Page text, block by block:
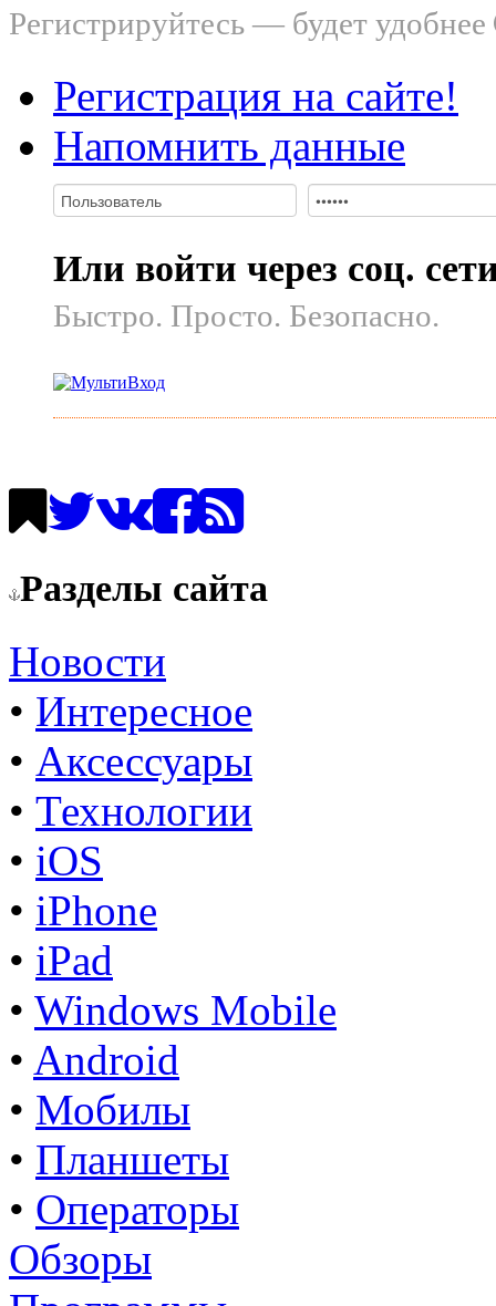
Регистрируйтесь — будет удобнее
Регистрация на сайте!
Напомнить данные
Или войти через соц.
Быстро. Просто. Безопасно.
Разделы сайта
Новости
• Интересное
• Аксессуары
• Технологии
• iOS
• iPhone
• iPad
• Windows Mobile
• Android
• Мобилы
• Планшеты
• Операторы
Обзоры